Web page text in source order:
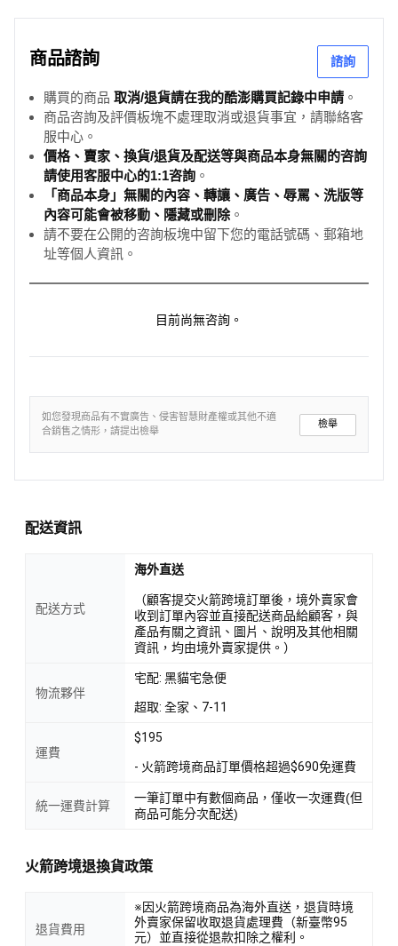
商品諮詢 諮詢
購買的商品 取消/退貨請在我的酷澎購買記錄中申請 。
商品咨詢及評價板塊不處理取消或退貨事宜，請聯絡客
服中心。
價格、賣家、換貨/退貨及配送等與商品本身無關的咨詢
請使用客服中心的1:1咨詢 。
「商品本身」無關的內容、轉讓、廣告、辱罵、洗版等
內容可能會被移動、隱藏或刪除。
請不要在公開的咨詢板塊中留下您的電話號碼、郵箱地
址等個人資訊。
目前尚無咨詢。
如您發現商品有不實廣告、侵害智慧財產權或其他不適
合銷售之情形，請提出檢舉
檢舉
配送資訊
配送方式
海外直送
（顧客提交火箭跨境訂單後，境外賣家會
收到訂單內容並直接配送商品給顧客，與
產品有關之資訊、圖片、說明及其他相關
資訊，均由境外賣家提供。）
物流夥伴
宅配: 黑貓宅急便
超取: 全家、7-11
運費
$195
- 火箭跨境商品訂單價格超過$690免運費
統一運費計算
一筆訂單中有數個商品，僅收一次運費(但
商品可能分次配送)
火箭跨境退換貨政策
退貨費用
※因火箭跨境商品為海外直送，退貨時境
外賣家保留收取退貨處理費（新臺幣95
元）並直接從退款扣除之權利。